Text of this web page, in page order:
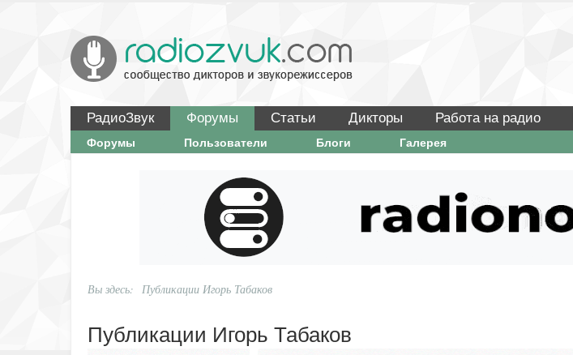
РадиоЗвук Форумы Статьи Дикторы Работа на радио
Форумы Пользователи Блоги Галерея
Вы здесь: Публикации Игорь Табаков
Публикации Игорь Табаков